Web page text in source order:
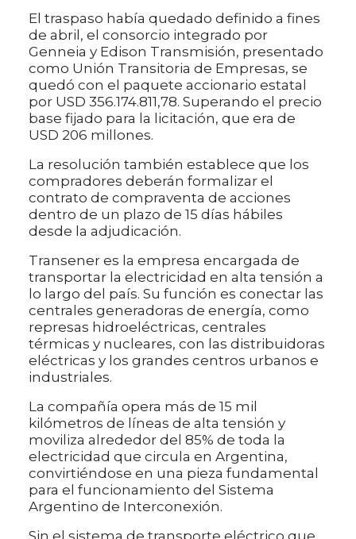
El traspaso había quedado definido a fines
de abril, el consorcio integrado por
Genneia y Edison Transmisión, presentado
como Unión Transitoria de Empresas, se
quedó con el paquete accionario estatal
por USD 356.174.811,78. Superando el precio
base fijado para la licitación, que era de
USD 206 millones.
La resolución también establece que los
compradores deberán formalizar el
contrato de compraventa de acciones
dentro de un plazo de 15 días hábiles
desde la adjudicación.
Transener es la empresa encargada de
transportar la electricidad en alta tensión a
lo largo del país. Su función es conectar las
centrales generadoras de energía, como
represas hidroeléctricas, centrales
térmicas y nucleares, con las distribuidoras
eléctricas y los grandes centros urbanos e
industriales.
La compañía opera más de 15 mil
kilómetros de líneas de alta tensión y
moviliza alrededor del 85% de toda la
electricidad que circula en Argentina,
convirtiéndose en una pieza fundamental
para el funcionamiento del Sistema
Argentino de Interconexión.
Sin el sistema de transporte eléctrico que